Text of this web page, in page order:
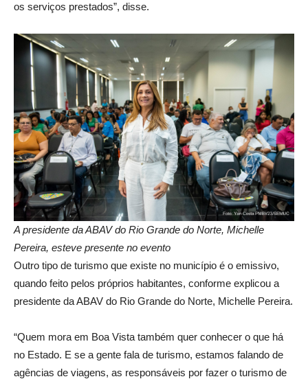
os serviços prestados”, disse.
A presidente da ABAV do Rio Grande do Norte, Michelle
Pereira, esteve presente no evento
Outro tipo de turismo que existe no município é o emissivo,
quando feito pelos próprios habitantes, conforme explicou a
presidente da ABAV do Rio Grande do Norte, Michelle Pereira.
“Quem mora em Boa Vista também quer conhecer o que há
no Estado. E se a gente fala de turismo, estamos falando de
agências de viagens, as responsáveis por fazer o turismo de